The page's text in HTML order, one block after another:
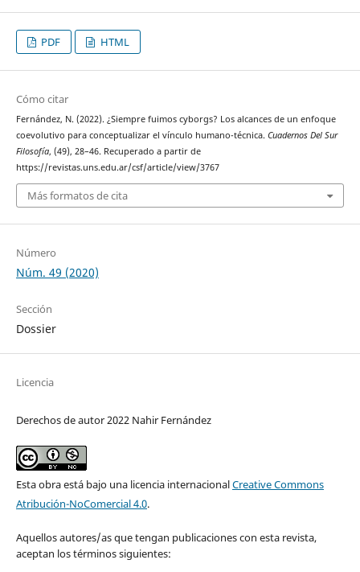
PDF HTML
Cómo citar
Fernández, N. (2022). ¿Siempre fuimos cyborgs? Los alcances de un enfoque
coevolutivo para conceptualizar el vínculo humano-técnica. Cuadernos Del Sur
Filosofía, (49), 28–46. Recuperado a partir de
https://revistas.uns.edu.ar/csf/article/view/3767
Más formatos de cita
Número
Núm. 49 (2020)
Sección
Dossier
Licencia
Derechos de autor 2022 Nahir Fernández
Esta obra está bajo una licencia internacionalCreative Commons
Atribución-NoComercial 4.0.
Aquellos autores/as que tengan publicaciones con esta revista,
aceptan los términos siguientes: